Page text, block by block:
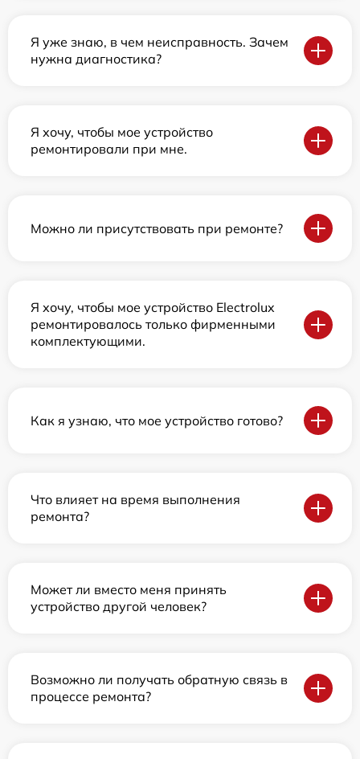
Я уже знаю, в чем неисправность. Зачем
нужна диагностика?
Я хочу, чтобы мое устройство
ремонтировали при мне.
Можно ли присутствовать при ремонте?
Я хочу, чтобы мое устройство Electrolux
ремонтировалось только фирменными
комплектующими.
Как я узнаю, что мое устройство готово?
Что влияет на время выполнения
ремонта?
Может ли вместо меня принять
устройство другой человек?
Возможно ли получать обратную связь в
процессе ремонта?